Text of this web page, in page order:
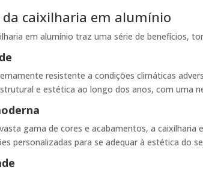
da caixilharia em alumínio
em alumínio traz uma série de benefícios,
resistente a condições climáticas
e estética ao longo dos anos, com uma
gama de cores e acabamentos, a
personalizadas para se adequar à estética do